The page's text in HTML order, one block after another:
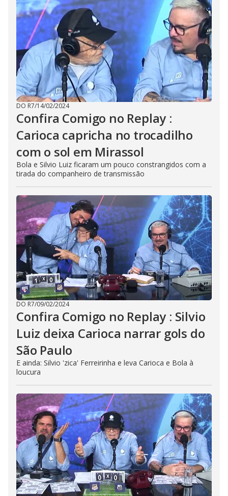
DO R7/14/02/2024
Confira Comigo no Replay :
Carioca capricha no trocadilho
com o sol em Mirassol
Bola e Silvio Luiz ficaram um pouco constrangidos com a
tirada do companheiro de transmissão
DO R7/09/02/2024
Confira Comigo no Replay : Silvio
Luiz deixa Carioca narrar gols do
São Paulo
E ainda: Silvio 'zica' Ferreirinha e leva Carioca e Bola à
loucura